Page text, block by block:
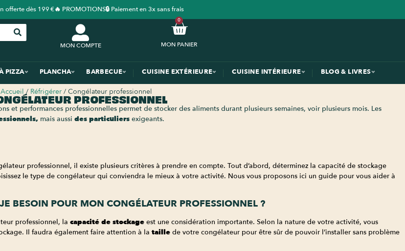
offerte dès 199 €🔥 PROMOTIONS🔒 Paiement en 3x sans frais
MON COMPTE
0
PIZZA PLANCHA BARBECUE CUISINE EXTÉRIEURE CUISINE INTÉRIEURE BLOG & LIVRES
Accueil / Réfrigérer / Congélateur professionnel
PROFESSIONNEL
et performances professionnelles permet de stocker des aliments durant plusieurs semaines, voir plusieurs mois. Les
mais aussi des particuliers exigeants.
professionnel, il existe plusieurs critères à prendre en compte. Tout d’abord, déterminez la capacité de stockage
le type de congélateur qui conviendra le mieux à votre activité. Nous vous proposons ici un guide pour vous aider à
BESOIN POUR MON CONGÉLATEUR PROFESSIONNEL ?
professionnel, la capacité de stockageest une considération importante. Selon la nature de votre activité, vous
Il faudra également faire attention à la taillede votre congélateur pour être sûr de pouvoir l’installer sans problème